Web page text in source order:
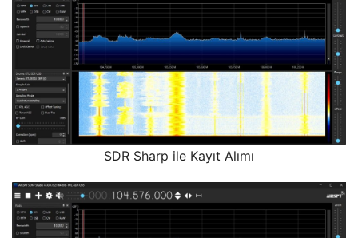
SDR Sharp ile Kayıt Alımı